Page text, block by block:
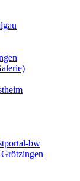
für Künstler
bw